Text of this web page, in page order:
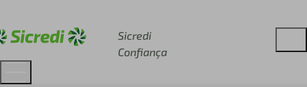
Sicredi
Confiança